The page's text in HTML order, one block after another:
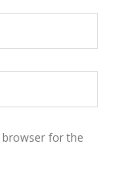
browser for the